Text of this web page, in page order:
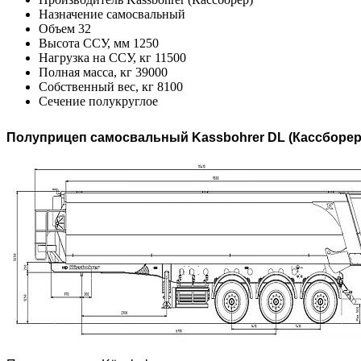
Назначение самосвальный
Объем 32
Высота ССУ, мм 1250
Нагрузка на ССУ, кг 11500
Полная масса, кг 39000
Собственный вес, кг 8100
Сечение полукруглое
Полуприцеп самосвальный Kassbohrer DL